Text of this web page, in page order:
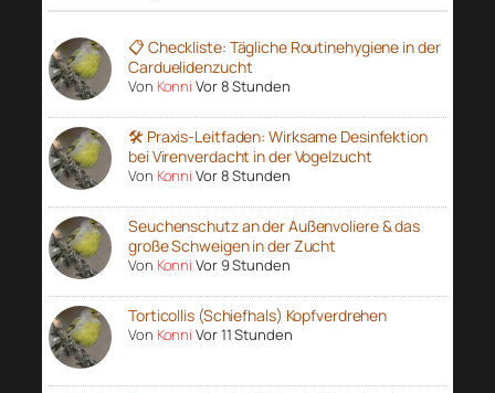
📋 Checkliste: Tägliche Routinehygiene in der
Carduelidenzucht
Von Konni Vor 8 Stunden
🛠️ Praxis-Leitfaden: Wirksame Desinfektion
bei Virenverdacht in der Vogelzucht
Von Konni Vor 8 Stunden
Seuchenschutz an der Außenvoliere & das
große Schweigen in der Zucht
Von Konni Vor 9 Stunden
Torticollis (Schiefhals) Kopfverdrehen
Von Konni Vor 11 Stunden